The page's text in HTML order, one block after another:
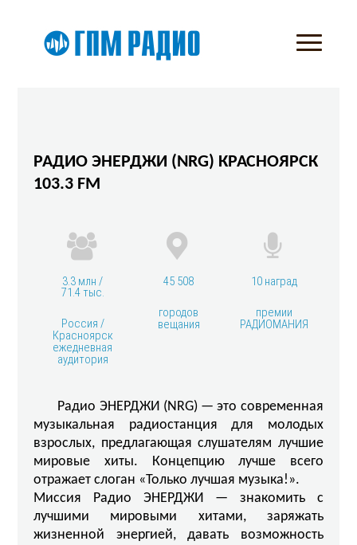
РАДИО ЭНЕРДЖИ (NRG) КРАСНОЯРСК
103.3 FM
3.3 млн /
71.4 тыс.
Россия /
Красноярск
ежедневная
аудитория
45 508
городов
вещания
10 наград
премии
РАДИОМАНИЯ
Радио ЭНЕРДЖИ (NRG) — это современная
музыкальная радиостанция для молодых
взрослых, предлагающая слушателям лучшие
мировые хиты. Концепцию лучше всего
отражает слоган «Только лучшая музыка!».
Миссия Радио ЭНЕРДЖИ — знакомить с
лучшими мировыми хитами, заряжать
жизненной энергией, давать возможность